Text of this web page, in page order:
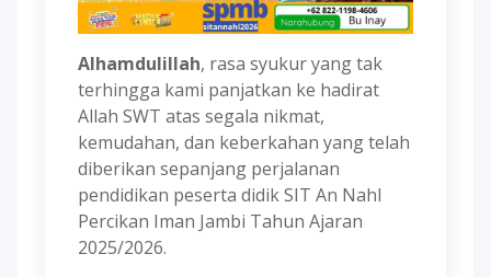
Alhamdulillah, rasa syukur yang tak
terhingga kami panjatkan ke hadirat
Allah SWT atas segala nikmat,
kemudahan, dan keberkahan yang telah
diberikan sepanjang perjalanan
pendidikan peserta didik SIT An Nahl
Percikan Iman Jambi Tahun Ajaran
2025/2026.